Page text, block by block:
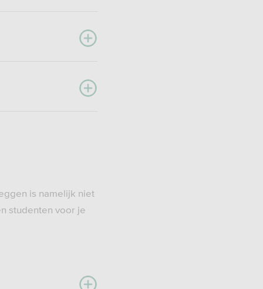
is namelijk niet
studenten voor je